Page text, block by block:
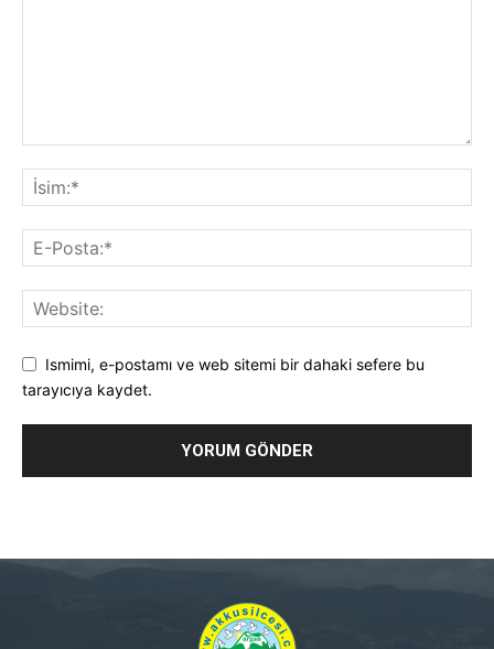
Ismimi, e-postamı ve web sitemi bir dahaki sefere bu
tarayıcıya kaydet.